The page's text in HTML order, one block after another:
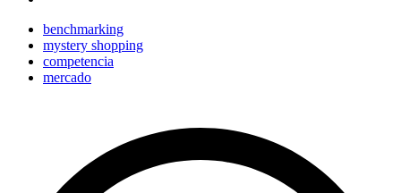
benchmarking
mystery shopping
competencia
mercado